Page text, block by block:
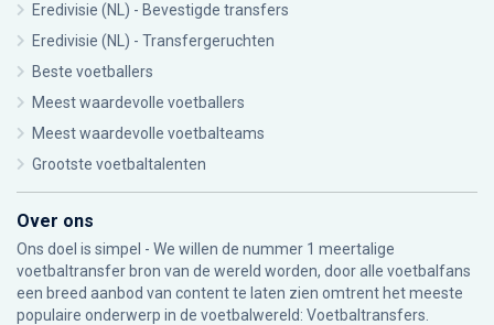
Eredivisie (NL) - Bevestigde transfers
Eredivisie (NL) - Transfergeruchten
Beste voetballers
Meest waardevolle voetballers
Meest waardevolle voetbalteams
Grootste voetbaltalenten
Over ons
Ons doel is simpel - We willen de nummer 1 meertalige
voetbaltransfer bron van de wereld worden, door alle voetbalfans
een breed aanbod van content te laten zien omtrent het meeste
populaire onderwerp in de voetbalwereld: Voetbaltransfers.